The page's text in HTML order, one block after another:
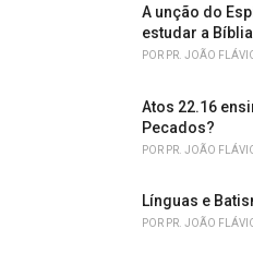
A unção do
estudar a
POR PR. JOÃO
Atos 22.16
Pecados?
POR PR. JOÃO
Línguas e
POR PR. JOÃO